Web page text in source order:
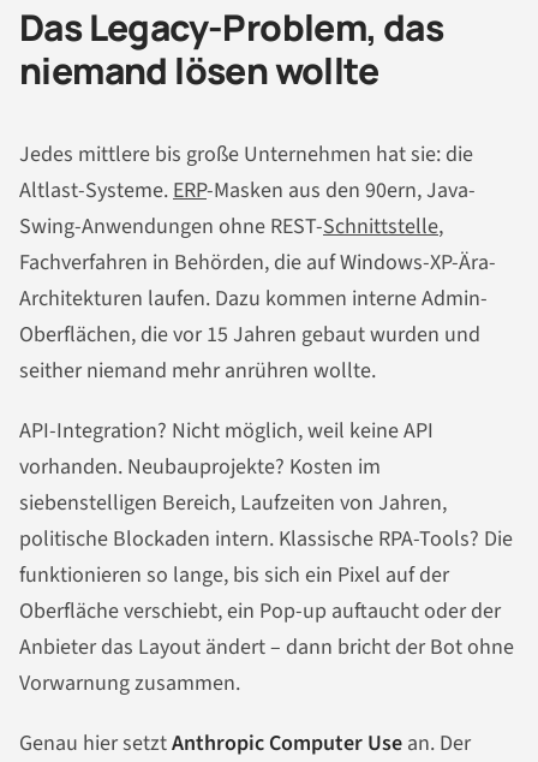
Das Legacy-Problem, das
niemand lösen wollte
Jedes mittlere bis große Unternehmen hat sie: die
Altlast-Systeme.ERP-Masken aus den 90ern, Java-
Swing-Anwendungen ohne REST-Schnittstelle,
Fachverfahren in Behörden, die auf Windows-XP-Ära-
Architekturen laufen. Dazu kommen interne Admin-
Oberflächen, die vor 15 Jahren gebaut wurden und
seither niemand mehr anrühren wollte.
API-Integration? Nicht möglich, weil keine API
vorhanden. Neubauprojekte? Kosten im
siebenstelligen Bereich, Laufzeiten von Jahren,
politische Blockaden intern. Klassische RPA-Tools? Die
funktionieren so lange, bis sich ein Pixel auf der
Oberfläche verschiebt, ein Pop-up auftaucht oder der
Anbieter das Layout ändert – dann bricht der Bot ohne
Vorwarnung zusammen.
Genau hier setztAnthropic Computer Use an. Der